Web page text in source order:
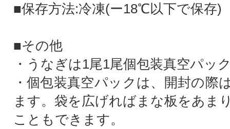
■保存方法:冷凍(ー18℃以下で保
■その他
・うなぎは1尾1尾個包装真空パッ
・個包装真空パックは、開封の際
ます。袋を広げればまな板をあま
こともできます。